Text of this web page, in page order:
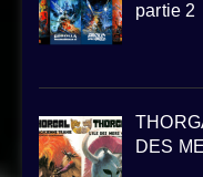
partie 2
DES